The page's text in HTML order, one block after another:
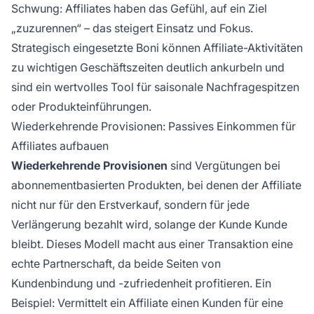
Schwung: Affiliates haben das Gefühl, auf ein Ziel
„zuzurennen“ – das steigert Einsatz und Fokus.
Strategisch eingesetzte Boni können Affiliate-Aktivitäten
zu wichtigen Geschäftszeiten deutlich ankurbeln und
sind ein wertvolles Tool für saisonale Nachfragespitzen
oder Produkteinführungen.
Wiederkehrende Provisionen: Passives Einkommen für
Affiliates aufbauen
Wiederkehrende Provisionen sind Vergütungen bei
abonnementbasierten Produkten, bei denen der Affiliate
nicht nur für den Erstverkauf, sondern für jede
Verlängerung bezahlt wird, solange der Kunde Kunde
bleibt. Dieses Modell macht aus einer Transaktion eine
echte Partnerschaft, da beide Seiten von
Kundenbindung und -zufriedenheit profitieren. Ein
Beispiel: Vermittelt ein Affiliate einen Kunden für eine